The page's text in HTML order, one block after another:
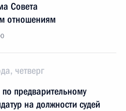
Совета
отношениям
четверг
предварительному
на должности судей